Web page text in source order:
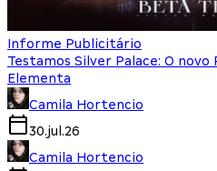
Informe Publicitário
Testamos Silver Palace: O
Elementa
Camila Hortencio
30.jul.26
Camila Hortencio